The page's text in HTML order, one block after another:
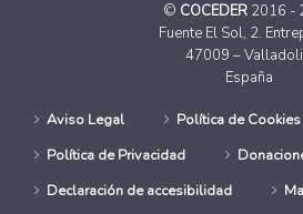
© COCEDER 2016 -
Fuente El Sol, 2.
47009 –
España
Aviso Legal
Política de Cookies
Política de Privacidad
Declaración de accesibilidad